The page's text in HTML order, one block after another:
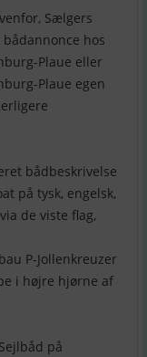
Sælgers
hos
Plaue eller
Plaue egen
bådbeskrivelse
på tysk, engelsk,
de viste flag,
P-Jollenkreuzer
i højre hjørne af
på